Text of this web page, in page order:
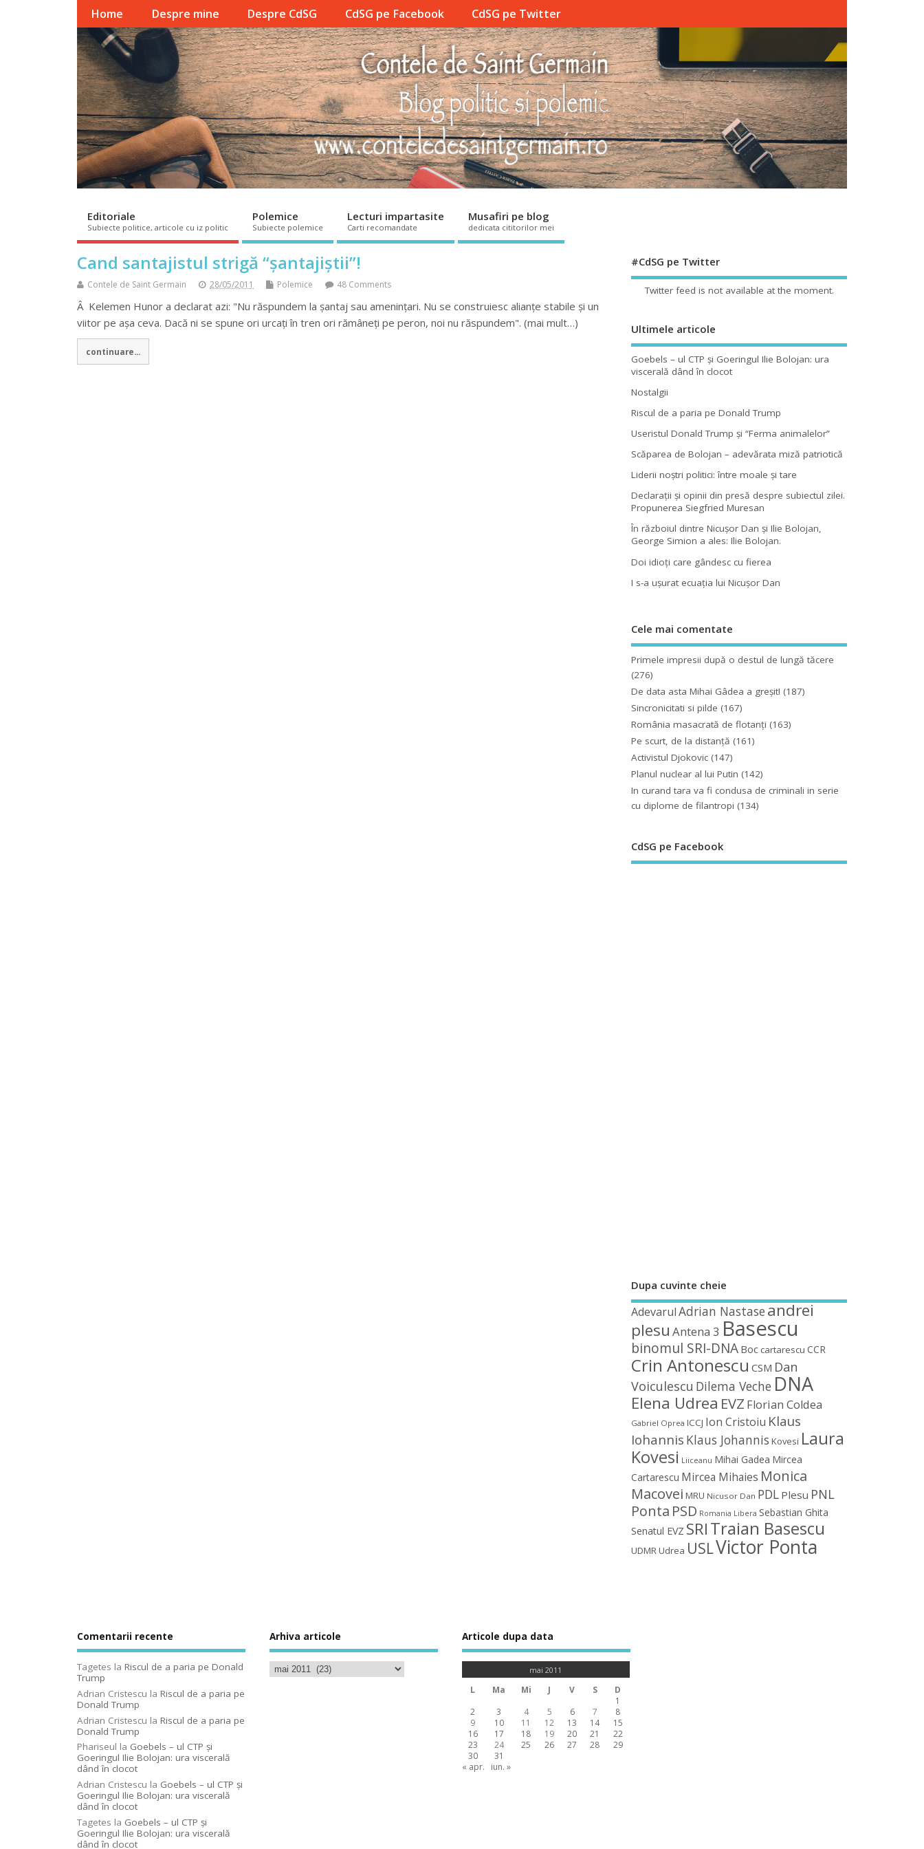
Home Despre mine Despre CdSG CdSG pe Facebook CdSG pe Twitter
Editoriale
Subiecte politice, articole cu iz politic
Polemice
Subiecte polemice
Lecturi impartasite
Carti recomandate
Musafiri pe blog
dedicata cititorilor mei
Cand santajistul strigă “șantajiștii”!
Contele de Saint Germain 28/05/2011 Polemice 48 Comments
Â Kelemen Hunor a declarat azi: "Nu răspundem la șantaj sau amenințari. Nu se construiesc alianțe stabile și un
viitor pe așa ceva. Dacă ni se spune ori urcați în tren ori rămâneți pe peron, noi nu răspundem". (mai mult…)
continuare...
#CdSG pe Twitter
Twitter feed is not available at the moment.
Ultimele articole
Goebels – ul CTP şi Goeringul Ilie Bolojan: ura
viscerală dând în clocot
Nostalgii
Riscul de a paria pe Donald Trump
Useristul Donald Trump şi “Ferma animalelor”
Scăparea de Bolojan – adevărata miză patriotică
Liderii noştri politici: între moale şi tare
Declaraţii şi opinii din presă despre subiectul zilei.
Propunerea Siegfried Muresan
În războiul dintre Nicuşor Dan şi Ilie Bolojan,
George Simion a ales: Ilie Bolojan.
Doi idioţi care gândesc cu fierea
I s-a uşurat ecuaţia lui Nicuşor Dan
Cele mai comentate
Primele impresii după o destul de lungă tăcere
(276)
De data asta Mihai Gâdea a greşit! (187)
Sincronicitati si pilde (167)
România masacrată de flotanţi (163)
Pe scurt, de la distanță (161)
Activistul Djokovic (147)
Planul nuclear al lui Putin (142)
In curand tara va fi condusa de criminali in serie
cu diplome de filantropi (134)
CdSG pe Facebook
Dupa cuvinte cheie
Adevarul Adrian Nastaseandrei
plesu Antena 3 Basescu
binomul SRI-DNA Boc cartarescu CCR
Crin Antonescu CSM Dan
Voiculescu Dilema Veche DNA
Elena Udrea EVZ Florian Coldea
Gabriel Oprea ICCJ Ion Cristoiu Klaus
Iohannis Klaus Johannis Kovesi Laura
Kovesi Liiceanu Mihai Gadea Mircea
Cartarescu Mircea Mihaies Monica
Macovei MRU Nicusor Dan PDL Plesu PNL
Ponta PSD Romania Libera Sebastian Ghita
Senatul EVZ SRITraian Basescu
UDMRUdrea USLVictor Ponta
Comentarii recente
Tagetes la Riscul de a paria pe Donald
Trump
Adrian Cristescu la Riscul de a paria pe
Donald Trump
Adrian Cristescu la Riscul de a paria pe
Donald Trump
Phariseul la Goebels – ul CTP şi
Goeringul Ilie Bolojan: ura viscerală
dând în clocot
Adrian Cristescu la Goebels – ul CTP şi
Goeringul Ilie Bolojan: ura viscerală
dând în clocot
Tagetes la Goebels – ul CTP şi
Goeringul Ilie Bolojan: ura viscerală
dând în clocot
Arhiva articole Articole dupa data
mai 2011
L Ma Mi J V S
D
1
2
3 4 5 6 7
8
9
10 11 12 13 14
15
16
17 18 19 20 21
22
23
24 25 26 27 28
29
30
31
« apr.
iun. »